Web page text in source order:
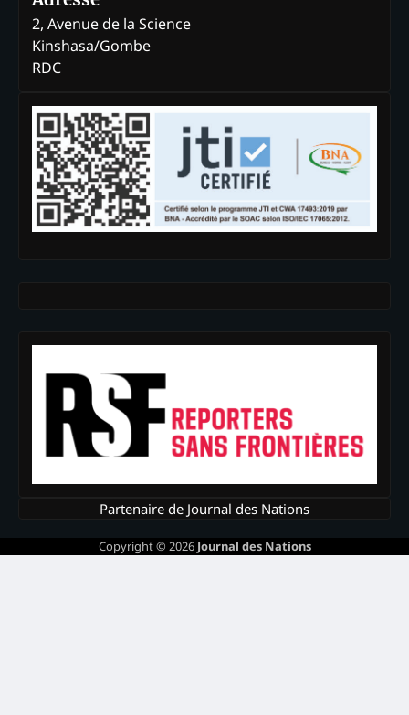
2, Avenue de la Science
Kinshasa/Gombe
RDC
Partenaire de Journal des Nations
Copyright © 2026 Journal des Nations